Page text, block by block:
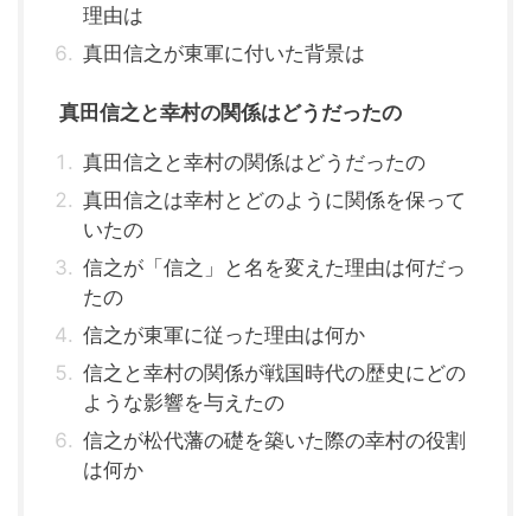
理由は
真田信之が東軍に付いた背景は
真田信之と幸村の関係はどうだったの
真田信之と幸村の関係はどうだったの
真田信之は幸村とどのように関係を保って
いたの
信之が「信之」と名を変えた理由は何だっ
たの
信之が東軍に従った理由は何か
信之と幸村の関係が戦国時代の歴史にどの
ような影響を与えたの
信之が松代藩の礎を築いた際の幸村の役割
は何か